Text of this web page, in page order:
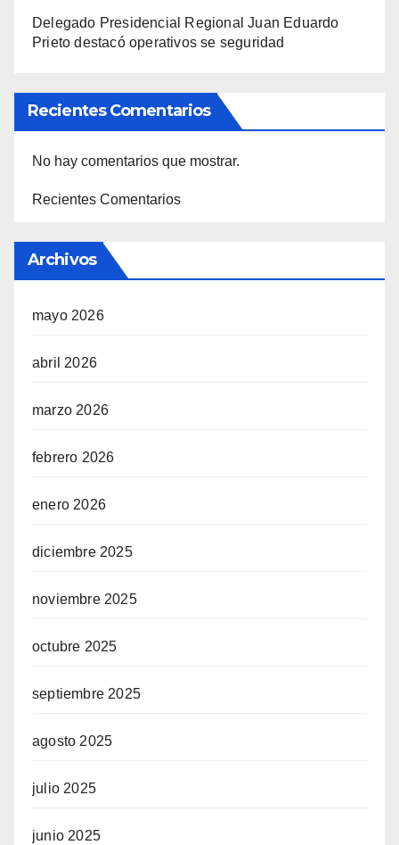
Delegado Presidencial Regional Juan Eduardo
Prieto destacó operativos se seguridad
Recientes Comentarios
No hay comentarios que mostrar.
Recientes Comentarios
Archivos
mayo 2026
abril 2026
marzo 2026
febrero 2026
enero 2026
diciembre 2025
noviembre 2025
octubre 2025
septiembre 2025
agosto 2025
julio 2025
junio 2025